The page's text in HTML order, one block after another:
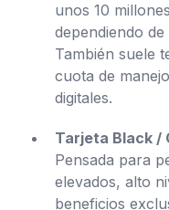
unos 10
dependiendo
También suele
cuota de
digitales.
Tarjeta Black /
Pensada para
elevados, alto
beneficios